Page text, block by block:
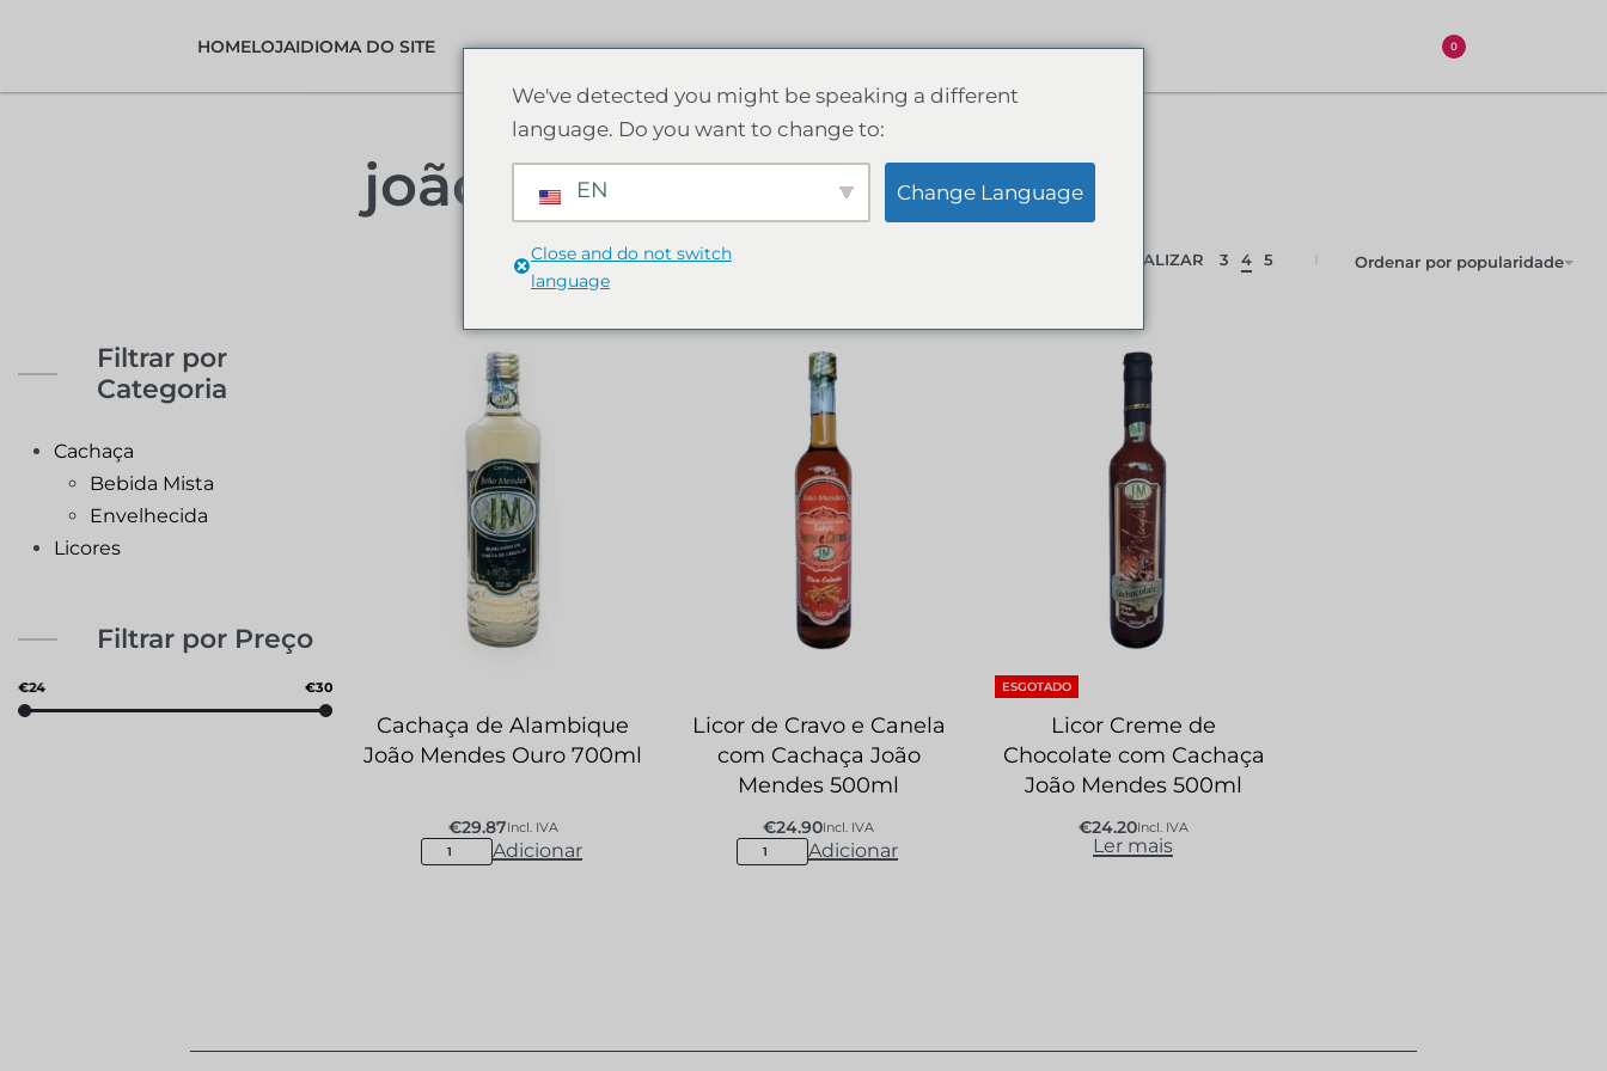
HOMELOJAIDIOMA DO SITE 0
Filtrar por
Categoria
Cachaça
Bebida Mista
Envelhecida
Licores
Filtrar por Preço
€24 €30
joão mendes
VISUALIZAR 3 4 5 Ordenar por popularidade
Cachaça de Alambique
João Mendes Ouro 700ml
€29.87Incl. IVA
Adicionar
Licor de Cravo e Canela
com Cachaça João
Mendes 500ml
€24.90Incl. IVA
Adicionar
ESGOTADO
Licor Creme de
Chocolate com Cachaça
João Mendes 500ml
€24.20Incl. IVA
Ler mais
We've detected you might be speaking a different
language. Do you want to change to:
EN Change Language
Close and do not switch
language